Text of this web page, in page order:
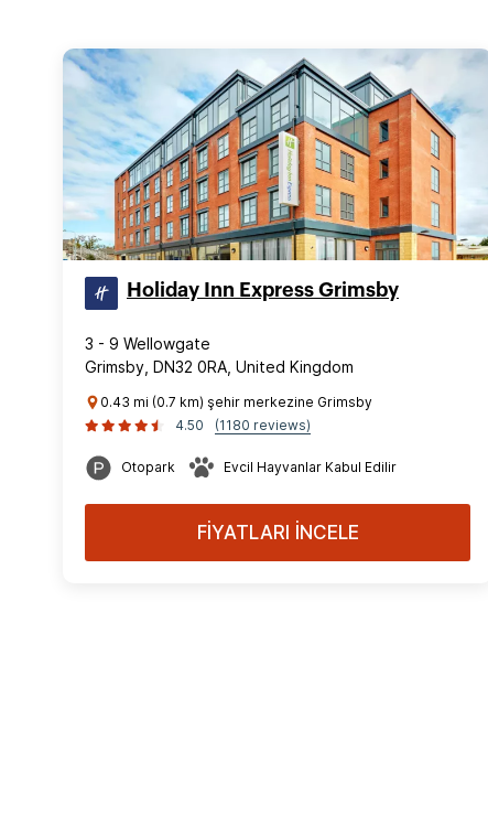
Holiday Inn Express Grimsby
3 - 9 Wellowgate
Grimsby, DN32 0RA, United Kingdom
0.43 mi (0.7 km) şehir merkezine Grimsby
4.50
(1180 reviews)
Otopark Evcil Hayvanlar Kabul Edilir
FİYATLARI İNCELE